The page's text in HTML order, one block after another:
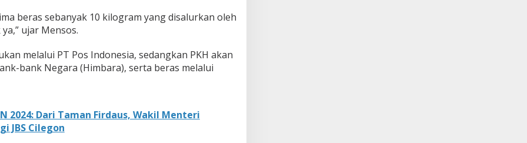
beras sebanyak 10 kilogram yang disalurkan oleh
ujar Mensos.
melalui PT Pos Indonesia, sedangkan PKH akan
bank Negara (Himbara), serta beras melalui
2024: Dari Taman Firdaus, Wakil Menteri
JBS Cilegon